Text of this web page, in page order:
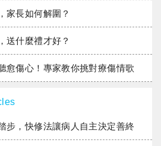
家長如何解圍？
送什麼禮才好？
愈傷心！專家教你挑對療傷情歌
步，快修法讓病人自主決定善終